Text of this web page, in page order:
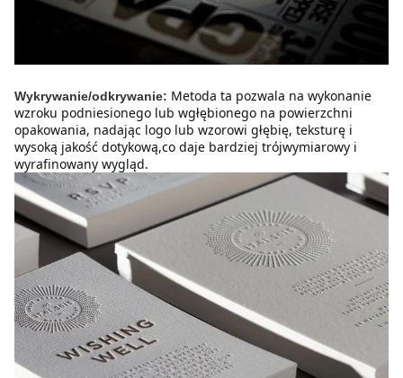
Wykrywanie/odkrywanie: Metoda ta pozwala na wykonanie
wzroku podniesionego lub wgłębionego na powierzchni
opakowania, nadając logo lub wzorowi głębię, teksturę i
wysoką jakość dotykową,co daje bardziej trójwymiarowy i
wyrafinowany wygląd.